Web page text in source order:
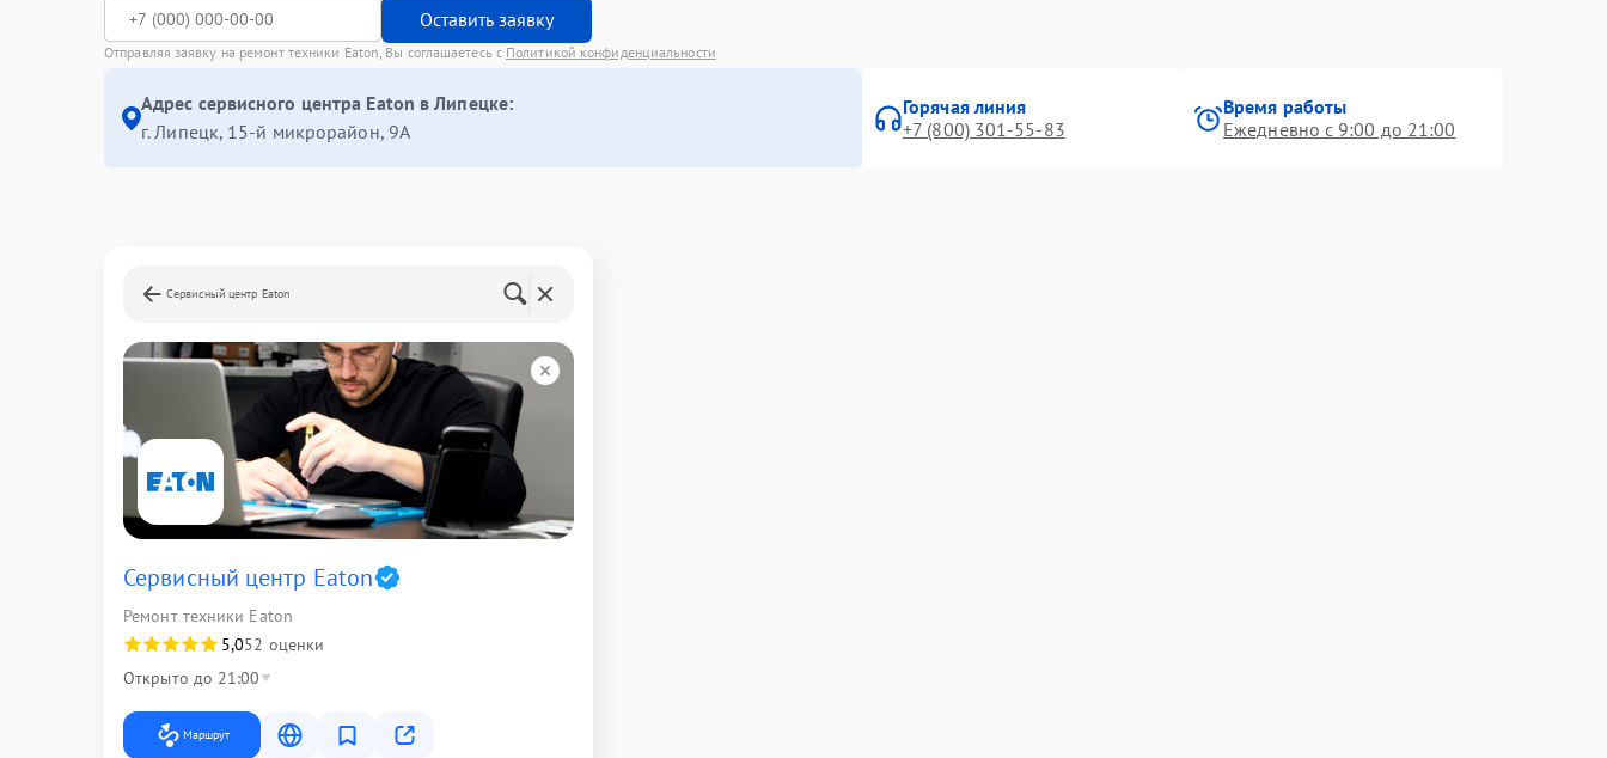
Оставить заявку
Отправляя заявку на ремонт техники Eaton, Вы соглашаетесь с Политикой конфиденциальности
Адрес сервисного центра Eaton в Липецке:
г. Липецк, 15-й микрорайон, 9А
Горячая линия
+7 (800) 301-55-83
Время работы
Ежедневно с 9:00 до 21:00
Сервисный центр Eaton
Сервисный центр Eaton
Ремонт техники Eaton
5,052 оценки
Открыто до 21:00
Маршрут